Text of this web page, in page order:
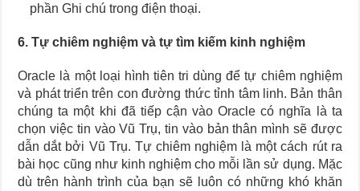
phần Ghi chú trong điện thoại.
6. Tự chiêm nghiệm và tự tìm kiếm kinh nghiệm
Oracle là một loại hình tiên tri dùng để tự chiêm nghiệm
và phát triển trên con đường thức tỉnh tâm linh. Bản thân
chúng ta một khi đã tiếp cận vào Oracle có nghĩa là ta
chọn việc tin vào Vũ Trụ, tin vào bản thân mình sẽ được
dẫn dắt bởi Vũ Trụ. Tự chiêm nghiệm là một cách rút ra
bài học cũng như kinh nghiệm cho mỗi lần sử dụng. Mặc
dù trên hành trình của bạn sẽ luôn có những khó khăn